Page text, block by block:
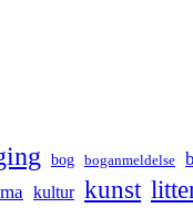
bog boganmeldelse
kultur kunst